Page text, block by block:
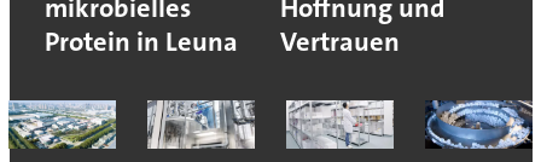
mikrobielles
Protein in Leuna
Hoffnung und
Vertrauen